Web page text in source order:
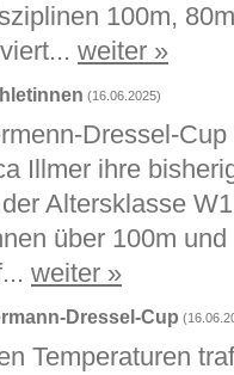
100m,
weiter »
(16.06.2025)
Dressel-
Illmer ihre
Altersklasse
über 100m
weiter »
Dressel-Cup
Temperaturen